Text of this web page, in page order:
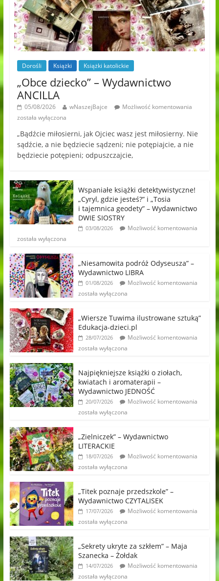
Dorośli Książki Książki katolickie
„Obce dziecko” – Wydawnictwo
ANCILLA
05/08/2026 wNaszejBajce
Możliwość komentowania
została wyłączona
„Bądźcie miłosierni, jak Ojciec wasz jest miłosierny. Nie
sądźcie, a nie będziecie sądzeni; nie potępiajcie, a nie
będziecie potępieni; odpuszczajcie,
Wspaniałe książki detektywistyczne!
„Cyryl, gdzie jesteś?” i „Tosia
i tajemnica geodety” – Wydawnictwo
DWIE SIOSTRY
03/08/2026
Możliwość komentowania
została wyłączona
„Niesamowita podróż Odyseusza” –
Wydawnictwo LIBRA
01/08/2026
Możliwość komentowania
została wyłączona
„Wiersze Tuwima ilustrowane sztuką”
Edukacja-dzieci.pl
28/07/2026
Możliwość komentowania
została wyłączona
Najpiękniejsze książki o ziołach,
kwiatach i aromaterapii –
Wydawnictwo JEDNOŚĆ
20/07/2026
Możliwość komentowania
została wyłączona
„Zielniczek” – Wydawnictwo
LITERACKIE
18/07/2026
Możliwość komentowania
została wyłączona
„Titek poznaje przedszkole” –
Wydawnictwo CZYTALISEK
17/07/2026
Możliwość komentowania
została wyłączona
„Sekrety ukryte za szkłem” – Maja
Szanecka – Żołdak
14/07/2026
Możliwość komentowania
została wyłączona